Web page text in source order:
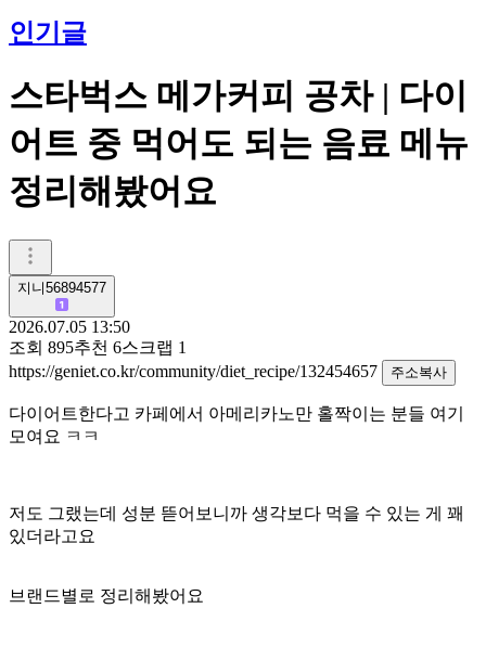
인기글
스타벅스 메가커피 공차 | 다이
어트 중 먹어도 되는 음료 메뉴
정리해봤어요
지니56894577
2026.07.05 13:50
조회 895추천 6스크랩 1
https://geniet.co.kr/community/diet_recipe/132454657
주소복사
다이어트한다고 카페에서 아메리카노만 홀짝이는 분들 여기
모여요 ㅋㅋ
저도 그랬는데 성분 뜯어보니까 생각보다 먹을 수 있는 게 꽤
있더라고요
브랜드별로 정리해봤어요